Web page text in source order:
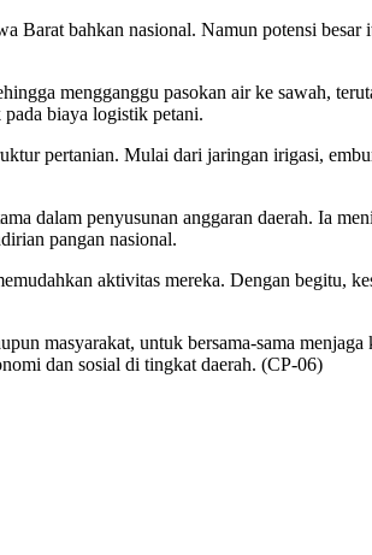
Barat bahkan nasional. Namun potensi
mengganggu pasokan air ke sawah,
pada biaya logistik petani.
pertanian. Mulai dari jaringan irigasi,
dalam penyusunan anggaran daerah. Ia
pangan nasional.
aktivitas mereka. Dengan begitu,
masyarakat, untuk bersama-sama
dan sosial di tingkat daerah. (CP-06)